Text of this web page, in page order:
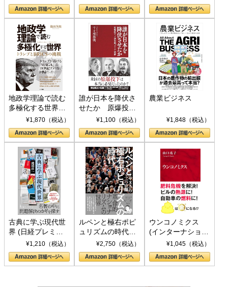
地政学理論で読む
多極化する世界：
トランプとBRICS
の挑戦
¥1,870（税込）
誰が日本を降伏さ
せたか 原爆投
下、ソ連参戦、そ
して聖断 (PHP新
書)
¥1,100（税込）
農業ビジネス
¥1,848（税込）
古典に学ぶ現代世
界 (日経プレミア
シリーズ)¥1,210（税込）
ルペンと極右ポピ
ュリズムの時代：
〈ヤヌス〉の二つ
の顔
¥2,750（税込）
ウンコノミクス
(インターナショナ
ル新書)¥1,045（税込）